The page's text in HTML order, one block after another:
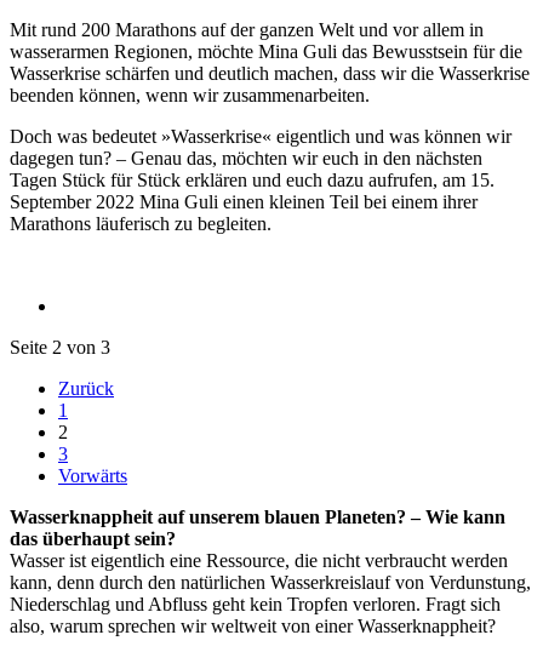
Mit rund 200 Marathons auf der ganzen Welt und vor allem in
wasserarmen Regionen, möchte Mina Guli das Bewusstsein für die
Wasserkrise schärfen und deutlich machen, dass wir die Wasserkrise
beenden können, wenn wir zusammenarbeiten.
Doch was bedeutet »Wasserkrise« eigentlich und was können wir
dagegen tun? – Genau das, möchten wir euch in den nächsten
Tagen Stück für Stück erklären und euch dazu aufrufen, am 15.
September 2022 Mina Guli einen kleinen Teil bei einem ihrer
Marathons läuferisch zu begleiten.
Seite 2 von 3
Zurück
1
2
3
Vorwärts
Wasserknappheit auf unserem blauen Planeten? – Wie kann
das überhaupt sein?
Wasser ist eigentlich eine Ressource, die nicht verbraucht werden
kann, denn durch den natürlichen Wasserkreislauf von Verdunstung,
Niederschlag und Abfluss geht kein Tropfen verloren. Fragt sich
also, warum sprechen wir weltweit von einer Wasserknappheit?